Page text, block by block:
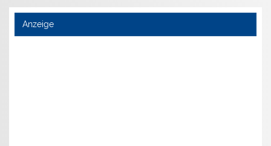
Anzeige